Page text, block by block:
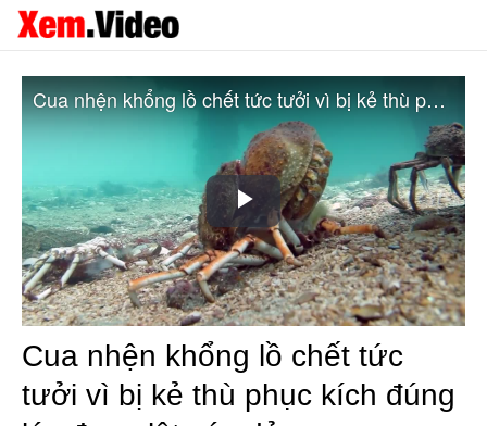
Play
Video
Cua nhện khổng lồ chết tức tưởi vì bị kẻ thù phục kích đúng lúc đang lột xác dở
Cua nhện khổng lồ chết tức
tưởi vì bị kẻ thù phục kích đúng